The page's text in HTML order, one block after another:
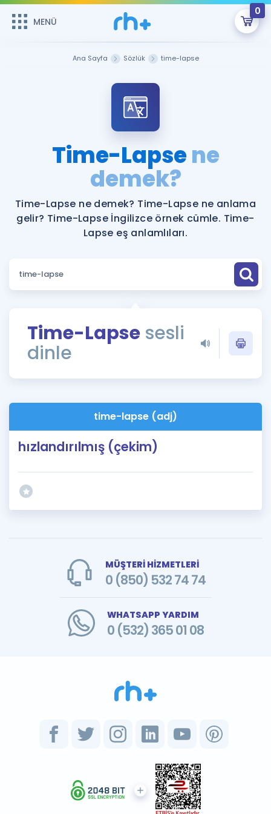
MENÜ
0
Şifremi Hatırlamıyorum
Sepetin Şu An Boş.
Remzi Hoca ile seni sınava hazırlayacak onlarca eğitim seni
bekliyor!
MENÜ
Katılımcı Görüşleri
Faydalı Araçlar
Ücretsiz Kaynaklar
Puan Hesaplama
ÖSYM Sınav Takvimi
Kampanyalar
İngilizce Gramer
İngilizce Gramer
Ana Sayfa Sözlük time-lapse
Time-Lapsene
demek?
Time-Lapse ne demek? Time-Lapse ne anlama
gelir? Time-Lapse İngilizce örnek cümle. Time-
Lapse eş anlamlıları.
Time-Lapse sesli
dinle
time-lapse (adj)
hızlandırılmış (çekim)
MÜŞTERİ HİZMETLERİ
0 (850) 532 74 74
WHATSAPP YARDIM
0 (532) 365 01 08